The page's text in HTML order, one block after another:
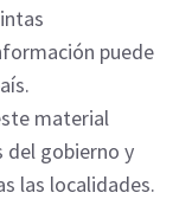
puede
material
del gobierno y
las localidades.